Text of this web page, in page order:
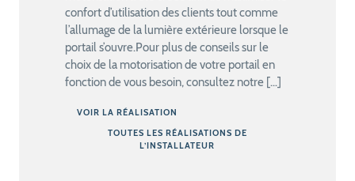
confort d’utilisation des clients tout comme
l’allumage de la lumière extérieure lorsque le
portail s’ouvre.Pour plus de conseils sur le
choix de la motorisation de votre portail en
fonction de vous besoin, consultez notre […]
VOIR LA RÉALISATION
TOUTES LES RÉALISATIONS DE
L’INSTALLATEUR